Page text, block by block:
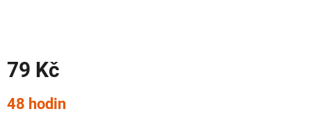
79 Kč
cena:
48 hodin